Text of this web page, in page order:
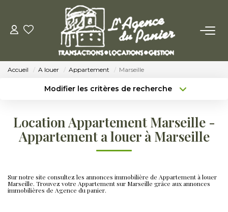
ACHETER
Acheter
Nos Conseils Pour Acquérir
LOUER
Louer
Accueil A louer Appartement Marseille
Modifier les critères de recherche
Sélectionnez...
Type de bien
Surface min
Créer une alerte
Location Appartement Marseille -
Appartement a louer à Marseille
Sur notre site consultez les annonces immobilière de Appartement à louer
Marseille. Trouvez votre Appartement sur Marseille grâce aux annonces
immobilières de Agence du panier.